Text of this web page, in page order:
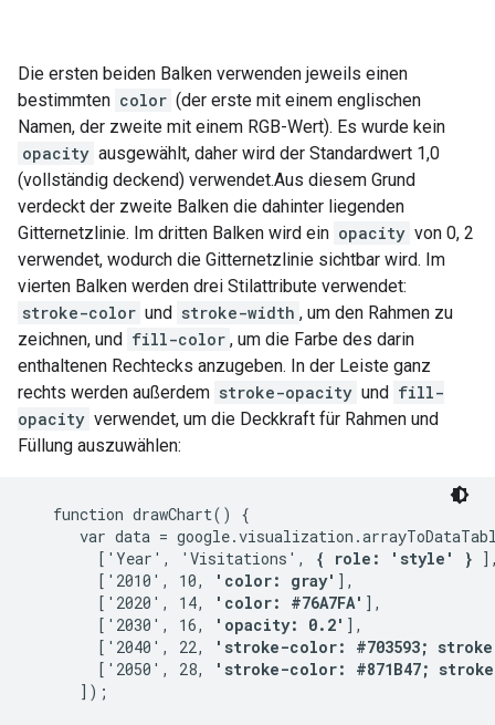
Die ersten beiden Balken verwenden jeweils einen
bestimmten color (der erste mit einem englischen
Namen, der zweite mit einem RGB-Wert). Es wurde kein
opacity ausgewählt, daher wird der Standardwert 1,0
(vollständig deckend) verwendet.Aus diesem Grund
verdeckt der zweite Balken die dahinter liegenden
Gitternetzlinie. Im dritten Balken wird ein opacity von 0, 2
verwendet, wodurch die Gitternetzlinie sichtbar wird. Im
vierten Balken werden drei Stilattribute verwendet:
stroke-color und stroke-width , um den Rahmen zu
zeichnen, und fill-color , um die Farbe des darin
enthaltenen Rechtecks anzugeben. In der Leiste ganz
rechts werden außerdem stroke-opacity und fill-
opacity verwendet, um die Deckkraft für Rahmen und
Füllung auszuwählen:
   function drawChart() {
var data =
        ['Year', 'Visitations',
{ role: 'style' }
        ['2010', 10,
'color: gray' ],
        ['2020', 14,
'color: #76A7FA' ],
        ['2030', 16,
'opacity: 0.2' ],
        ['2040', 22,
'stroke-color: #703593;
        ['2050', 28,
'stroke-color: #871B47;